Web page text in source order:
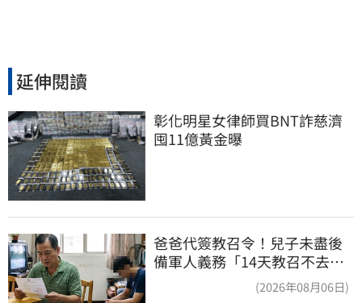
延伸閱讀
彰化明星女律師買BNT詐慈濟
囤11億黃金曝
爸爸代簽教召令！兒子未盡後
備軍人義務「14天教召不去」
(2026年08月06日)